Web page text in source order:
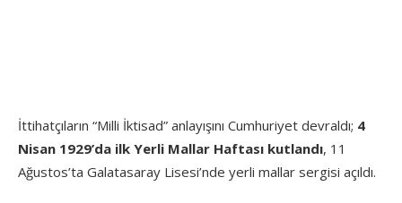
İttihatçıların “Milli İktisad” anlayışını Cumhuriyet devraldı; 4
Nisan 1929’da ilk Yerli Mallar Haftası kutlandı, 11
Ağustos’ta Galatasaray Lisesi’nde yerli mallar sergisi açıldı.